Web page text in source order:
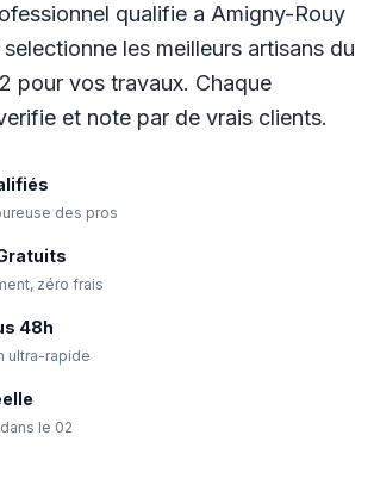
qualifie a Amigny-Rouy
les meilleurs artisans du
pour vos travaux. Chaque
et note par de vrais clients.
des pros
zéro frais
48h
ultra-rapide
le 02